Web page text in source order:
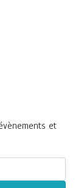
et